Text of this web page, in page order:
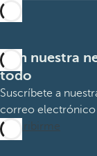
Con nuestra
todo
Suscríbete a
correo electrónico
Suscribirme